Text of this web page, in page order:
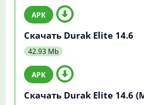
Скачать Durak Elite 14.6
42.93 Mb
Скачать Durak Elite 14.6